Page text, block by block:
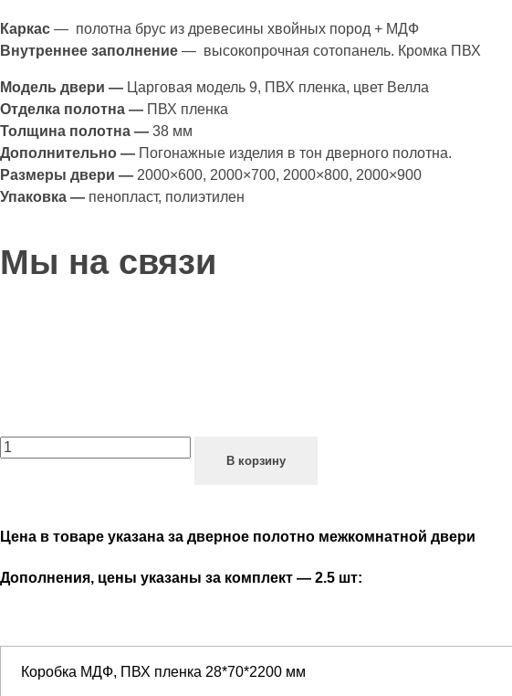
Каркас — полотна брус из древесины хвойных пород + МДФ
Внутреннее заполнение — высокопрочная сотопанель. Кромка ПВХ
Модель двери — Царговая модель 9, ПВХ пленка, цвет Велла
Отделка полотна — ПВХ пленка
Толщина полотна — 38 мм
Дополнительно — Погонажные изделия в тон дверного полотна.
Размеры двери — 2000×600, 2000×700, 2000×800, 2000×900
Упаковка — пенопласт, полиэтилен
Мы на связи
В корзину
Цена в товаре указана за дверное полотно межкомнатной двери
Дополнения, цены указаны за комплект — 2.5 шт:
Коробка МДФ, ПВХ пленка 28*70*2200 мм